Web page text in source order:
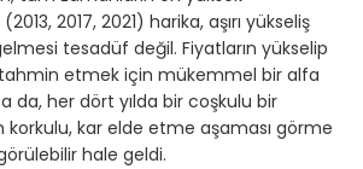
2017, 2021) harika, aşırı yükseliş
tesadüf değil. Fiyatların yükselip
etmek için mükemmel bir alfa
da, her dört yılda bir coşkulu bir
korkulu, kar elde etme aşaması görme
hale geldi.